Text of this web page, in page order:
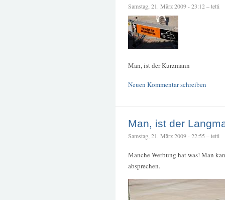
Samstag, 21. März 2009 - 23:12 – tetti
Man, ist der Kurzmann
Neuen Kommentar schreiben
Man, ist der
Samstag, 21. März 2009 - 22:55 – tetti
Manche Werbung hat was! Man
absprechen.